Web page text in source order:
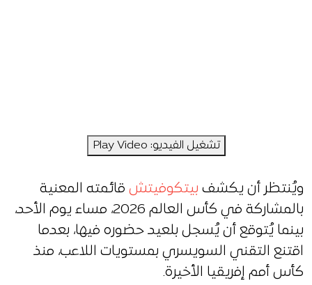
تشغيل الفيديو: Play Video
ويُنتظر أن يكشف بيتكوفيتش قائمته المعنية
بالمشاركة في كأس العالم 2026، مساء يوم الأحد،
بينما يُتوقع أن يُسجل بلعيد حضوره فيها، بعدما
اقتنع التقني السويسري بمستويات اللاعب، منذ
كأس أمم إفريقيا الأخيرة.